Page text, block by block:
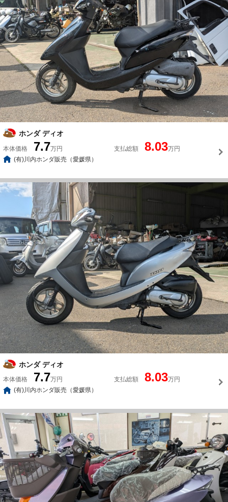
ホンダ ディオ
本体価格 7.7万円 支払総額 8.03万円
(有)川内ホンダ販売（愛媛県）
ホンダ ディオ
本体価格 7.7万円 支払総額 8.03万円
(有)川内ホンダ販売（愛媛県）